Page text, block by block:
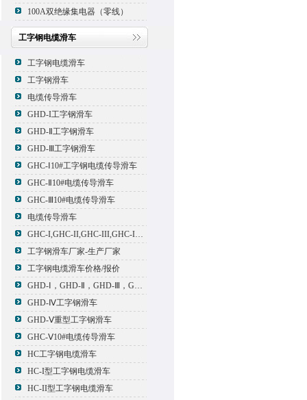
100A双绝缘集电器（零线）
工字钢电缆滑车
工字钢电缆滑车
工字钢滑车
电缆传导滑车
GHD-I工字钢滑车
GHD-Ⅱ工字钢滑车
GHD-Ⅲ工字钢滑车
GHC-Ⅰ10#工字钢电缆传导滑车
GHC-Ⅱ10#电缆传导滑车
GHC-Ⅲ10#电缆传导滑车
电缆传导滑车
GHC-I,GHC-II,GHC-III,GHC-IV,GHC-V电缆滑车
工字钢滑车厂家-生产厂家
工字钢电缆滑车价格/报价
GHD-Ⅰ，GHD-Ⅱ，GHD-Ⅲ，GHD-Ⅳ，GHD-Ⅴ工字钢滑车
GHD-Ⅳ工字钢滑车
GHD-Ⅴ重型工字钢滑车
GHC-Ⅴ10#电缆传导滑车
HC工字钢电缆滑车
HC-I型工字钢电缆滑车
HC-II型工字钢电缆滑车